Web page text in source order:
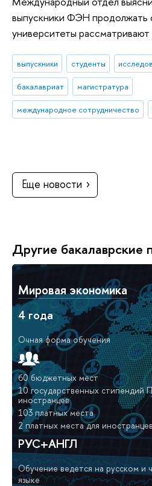
выпускники ФЭН продолжать
университеты рассматривают
выпускники студенты
бакалавриат магистратура
международное сотрудничество
Еще новости
Другие бакалаврские
Мировая экономика
4 года
Очная форма обучения
60 бюджетных мест
10 государственных стипендий
иностранцев
103 платных места
2 платных места для иностранцев
РУС+АНГЛ
Обучение ведется на русском и
языке